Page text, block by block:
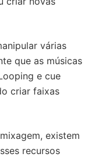
várias
que as músicas
e cue
criar faixas
existem
recursos